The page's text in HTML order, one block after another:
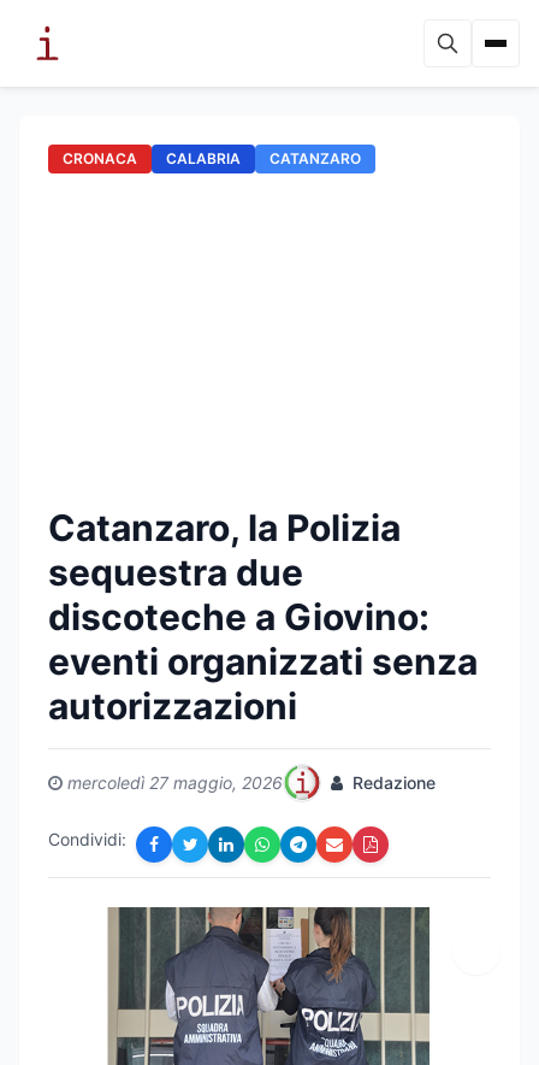
CRONACA CALABRIA CATANZARO
Catanzaro, la Polizia
sequestra due
discoteche a Giovino:
eventi organizzati senza
autorizzazioni
mercoledì 27 maggio, 2026 Redazione
Condividi: